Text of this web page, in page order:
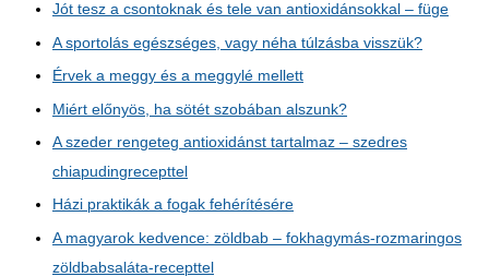
Jót tesz a csontoknak és tele van antioxidánsokkal – füge
A sportolás egészséges, vagy néha túlzásba visszük?
Érvek a meggy és a meggylé mellett
Miért előnyös, ha sötét szobában alszunk?
A szeder rengeteg antioxidánst tartalmaz – szedres
chiapudingrecepttel
Házi praktikák a fogak fehérítésére
A magyarok kedvence: zöldbab – fokhagymás-rozmaringos
zöldbabsaláta-recepttel